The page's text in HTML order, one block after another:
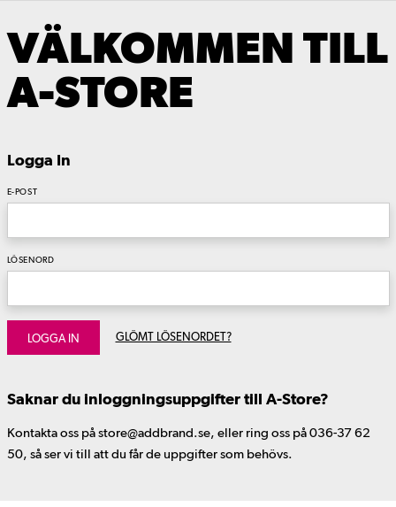
VÄLKOMMEN TILL
A-STORE
Logga In
E-POST
LÖSENORD
LOGGA IN GLÖMT LÖSENORDET?
Saknar du inloggningsuppgifter till A-Store?
Kontakta oss på store@addbrand.se, eller ring oss på 036-37 62
50, så ser vi till att du får de uppgifter som behövs.